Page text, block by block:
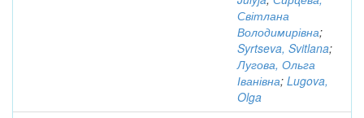
Світлана
Володимирівна;
Syrtseva, Svitlana;
Лугова, Ольга
Іванівна; Lugova,
Olga